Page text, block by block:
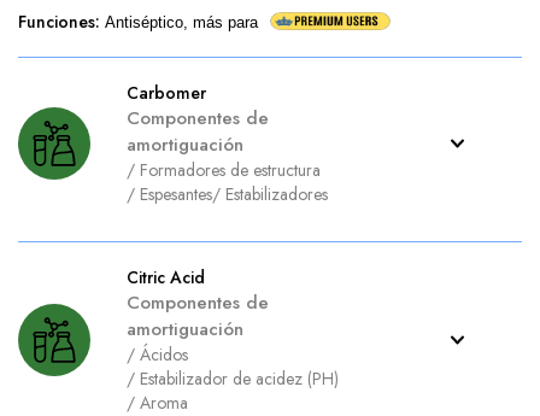
Funciones: Antiséptico, más para
Carbomer
Componentes de
amortiguación
/ Formadores de estructura
/ Espesantes/ Estabilizadores
Citric Acid
Componentes de
amortiguación
/ Ácidos
/ Estabilizador de acidez (PH)
/ Aroma